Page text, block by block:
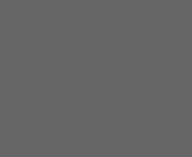
वाहन चालक : NN81